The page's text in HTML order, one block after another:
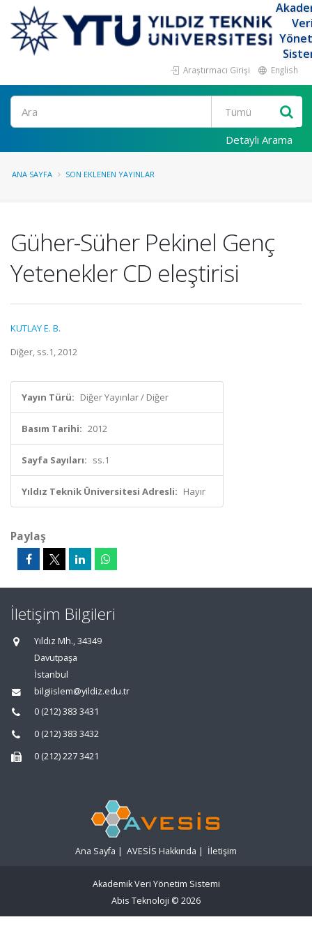
Araştırmacı Girişi English
Ara
Detaylı Arama
ANA SAYFA SON EKLENEN YAYINLAR
Güher-Süher Pekinel Genç
Yetenekler CD eleştirisi
KUTLAY E. B.
Diğer, ss.1, 2012
Yayın Türü: Diğer Yayınlar / Diğer
Basım Tarihi: 2012
Sayfa Sayıları: ss.1
Yıldız Teknik Üniversitesi Adresli: Hayır
Paylaş
İletişim Bilgileri
Yıldız Mh., 34349
Davutpaşa
İstanbul
bilgiislem@yildiz.edu.tr
0 (212) 383 3431
0 (212) 383 3432
0 (212) 227 3421
Ana Sayfa | AVESİS Hakkında | İletişim
Akademik Veri Yönetim Sistemi
Abis Teknoloji © 2026